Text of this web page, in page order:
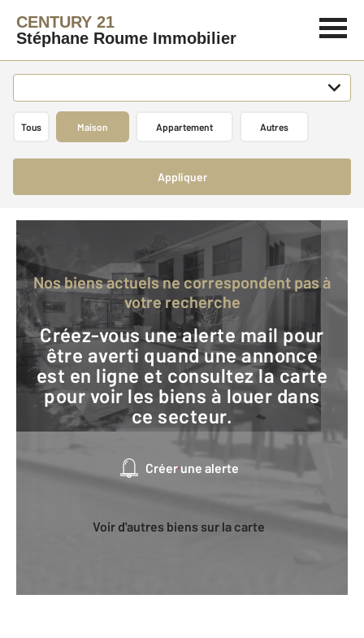
CENTURY 21
Stéphane Roume Immobilier
Tous Maison Appartement Autres
Appliquer
Nos biens actuels ne correspondent pas à
votre recherche
Créez-vous une alerte mail pour
être averti quand une annonce
est en ligne et consultez la carte
pour voir les biens à louer dans
ce secteur.
Créer une alerte
Voir d'autres biens sur la carte